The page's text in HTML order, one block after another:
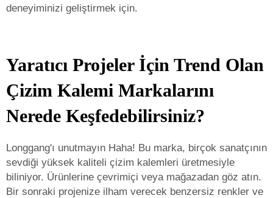
deneyiminizi geliştirmek için.
Yaratıcı Projeler İçin Trend Olan
Çizim Kalemi Markalarını
Nerede Keşfedebilirsiniz?
Longgang'ı unutmayın Haha! Bu marka, birçok sanatçının
sevdiği yüksek kaliteli çizim kalemleri üretmesiyle
biliniyor. Ürünlerine çevrimiçi veya mağazadan göz atın.
Bir sonraki projenize ilham verecek benzersiz renkler ve